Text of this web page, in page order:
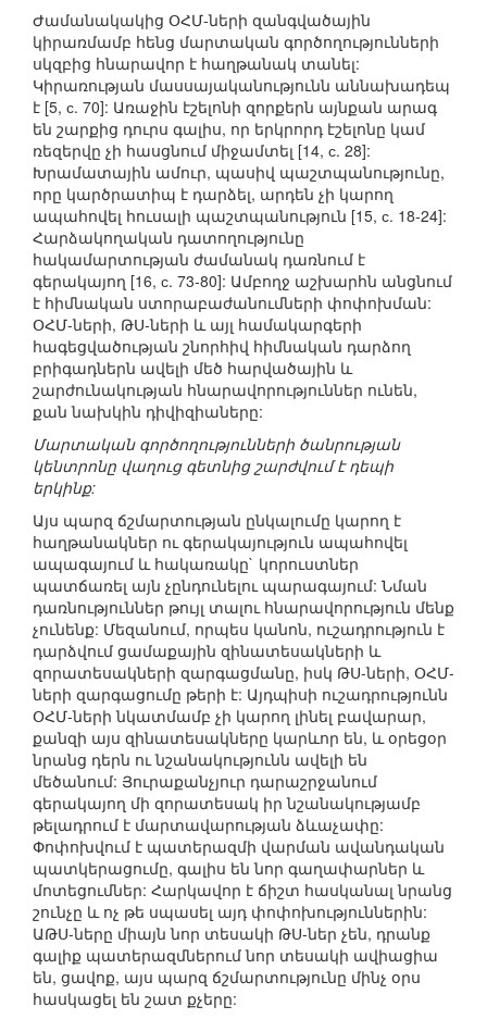
Ժամանակակից ՕՀՄ-ների զանգվածային
կիրառմամբ հենց մարտական գործողությունների
սկզբից հնարավոր է հաղթանակ տանել:
Կիրառության մասսայականությունն աննախադեպ
է [5, с. 70]: Առաջին էշելոնի զորքերն այնքան արագ
են շարքից դուրս գալիս, որ երկրորդ էշելոնը կամ
ռեզերվը չի հասցնում միջամտել [14, с. 28]:
Խրամատային ամուր, պասիվ պաշտպանությունը,
որը կարծրատիպ է դարձել, արդեն չի կարող
ապահովել հուսալի պաշտպանություն [15, с. 18-24]:
Հարձակողական դատողությունը
հակամարտության ժամանակ դառնում է
գերակայող [16, с. 73-80]: Ամբողջ աշխարհն անցնում
է հիմնական ստորաբաժանումների փոփոխման:
ՕՀՄ-ների, ԹՍ-ների և այլ համակարգերի
հագեցվածության շնորհիվ հիմնական դարձող
բրիգադներն ավելի մեծ հարվածային և
շարժունակության հնարավորություններ ունեն,
քան նախկին դիվիզիաները:
Մարտական գործողությունների ծանրության
կենտրոնը վաղուց գետնից շարժվում է դեպի
երկինք:
Այս պարզ ճշմարտության ընկալումը կարող է
հաղթանակներ ու գերակայություն ապահովել
ապագայում և հակառակը` կորուստներ
պատճառել այն չընդունելու պարագայում: Նման
դառնություններ թույլ տալու հնարավորություն մենք
չունենք: Մեզանում, որպես կանոն, ուշադրություն է
դարձվում ցամաքային զինատեսակների և
զորատեսակների զարգացմանը, իսկ ԹՍ-ների, ՕՀՄ-
ների զարգացումը թերի է: Այդպիսի ուշադրությունն
ՕՀՄ-ների նկատմամբ չի կարող լինել բավարար,
քանզի այս զինատեսակները կարևոր են, և օրեցօր
նրանց դերն ու նշանակությունն ավելի են
մեծանում: Յուրաքանչյուր դարաշրջանում
գերակայող մի զորատեսակ իր նշանակությամբ
թելադրում է մարտավարության ձևաչափը:
Փոփոխվում է պատերազմի վարման ավանդական
պատկերացումը, գալիս են նոր գաղափարներ և
մոտեցումներ: Հարկավոր է ճիշտ հասկանալ նրանց
շունչը և ոչ թե սպասել այդ փոփոխություններին:
ԱԹՍ-ները միայն նոր տեսակի ԹՍ-ներ չեն, դրանք
գալիք պատերազմներում նոր տեսակի ավիացիա
են, ցավոք, այս պարզ ճշմարտությունը մինչ օրս
հասկացել են շատ քչերը: